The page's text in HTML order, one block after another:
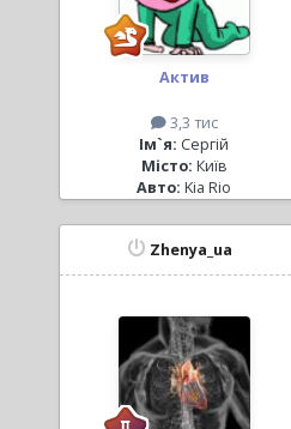
Актив
3,3 тис
Ім`я: Сергій
Місто: Київ
Авто: Kia Rio
Zhenya_ua